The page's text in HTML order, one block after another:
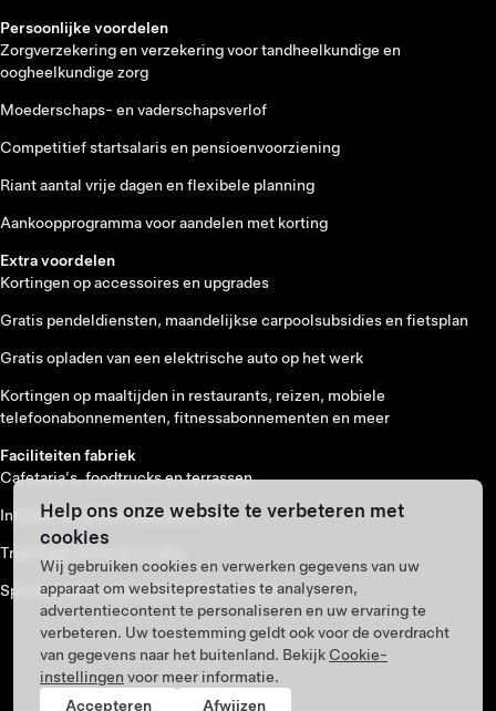
Persoonlijke voordelen
Zorgverzekering en verzekering voor tandheelkundige en
oogheelkundige zorg
Moederschaps- en vaderschapsverlof
Competitief startsalaris en pensioenvoorziening
Riant aantal vrije dagen en flexibele planning
Aankoopprogramma voor aandelen met korting
Extra voordelen
Kortingen op accessoires en upgrades
Gratis pendeldiensten, maandelijkse carpoolsubsidies en fietsplan
Gratis opladen van een elektrische auto op het werk
Kortingen op maaltijden in restaurants, reizen, mobiele
telefoonabonnementen, fitnessabonnementen en meer
Faciliteiten fabriek
Cafetaria's, foodtrucks en terrassen
Interne medische ondersteuning
Trainingscentra op locatie
Sportscholen op geselecteerde locaties
Help ons onze website te verbeteren met
cookies
Wij gebruiken cookies en verwerken gegevens van uw
apparaat om websiteprestaties te analyseren,
advertentiecontent te personaliseren en uw ervaring te
verbeteren. Uw toestemming geldt ook voor de overdracht
van gegevens naar het buitenland. Bekijk Cookie-
instellingen voor meer informatie.
Accepteren
Afwijzen